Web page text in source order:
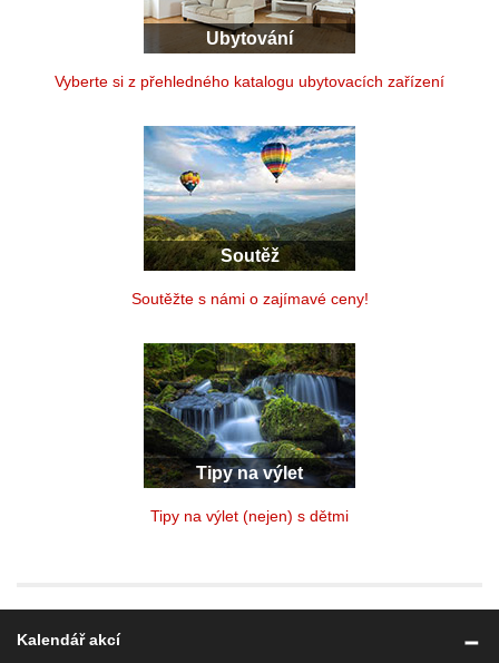
Ubytování
Vyberte si z přehledného katalogu ubytovacích zařízení
Soutěž
Soutěžte s námi o zajímavé ceny!
Tipy na výlet
Tipy na výlet (nejen) s dětmi
Kalendář akcí